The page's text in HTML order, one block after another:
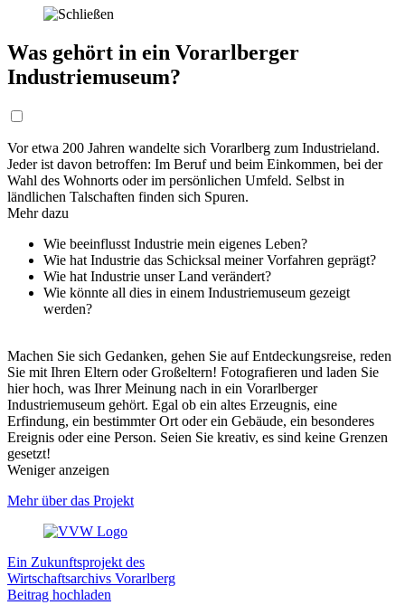
Was gehört in ein Vorarlberger
Industriemuseum?
Vor etwa 200 Jahren wandelte sich Vorarlberg zum Industrieland.
Jeder ist davon betroffen: Im Beruf und beim Einkommen, bei der
Wahl des Wohnorts oder im persönlichen Umfeld. Selbst in
ländlichen Talschaften finden sich Spuren.
Mehr dazu
Wie beeinflusst Industrie mein eigenes Leben?
Wie hat Industrie das Schicksal meiner Vorfahren geprägt?
Wie hat Industrie unser Land verändert?
Wie könnte all dies in einem Industriemuseum gezeigt
werden?
Machen Sie sich Gedanken, gehen Sie auf Entdeckungsreise, reden
Sie mit Ihren Eltern oder Großeltern! Fotografieren und laden Sie
hier hoch, was Ihrer Meinung nach in ein Vorarlberger
Industriemuseum gehört. Egal ob ein altes Erzeugnis, eine
Erfindung, ein bestimmter Ort oder ein Gebäude, ein besonderes
Ereignis oder eine Person. Seien Sie kreativ, es sind keine Grenzen
gesetzt!
Weniger anzeigen
Mehr über das Projekt
Ein Zukunftsprojekt des
Wirtschaftsarchivs Vorarlberg
Beitrag hochladen